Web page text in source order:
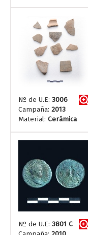
Nº de U.E: 3006
Campaña: 2013
Material: Cerámica
Nº de U.E: 3801 C